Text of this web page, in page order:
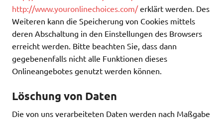
http://www.youronlinechoices.com/erklärt werden. Des
Weiteren kann die Speicherung von Cookies mittels
deren Abschaltung in den Einstellungen des Browsers
erreicht werden. Bitte beachten Sie, dass dann
gegebenenfalls nicht alle Funktionen dieses
Onlineangebotes genutzt werden können.
Löschung von Daten
Die von uns verarbeiteten Daten werden nach Maßgabe